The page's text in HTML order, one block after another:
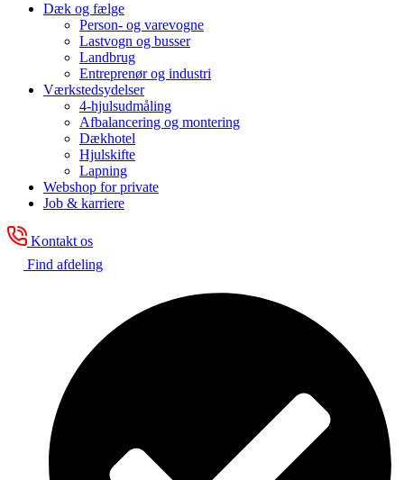
Dæk og fælge
Person- og varevogne
Lastvogn og busser
Landbrug
Entreprenør og industri
Værkstedsydelser
4-hjulsudmåling
Afbalancering og montering
Dækhotel
Hjulskifte
Lapning
Webshop for private
Job & karriere
Kontakt os
Find afdeling